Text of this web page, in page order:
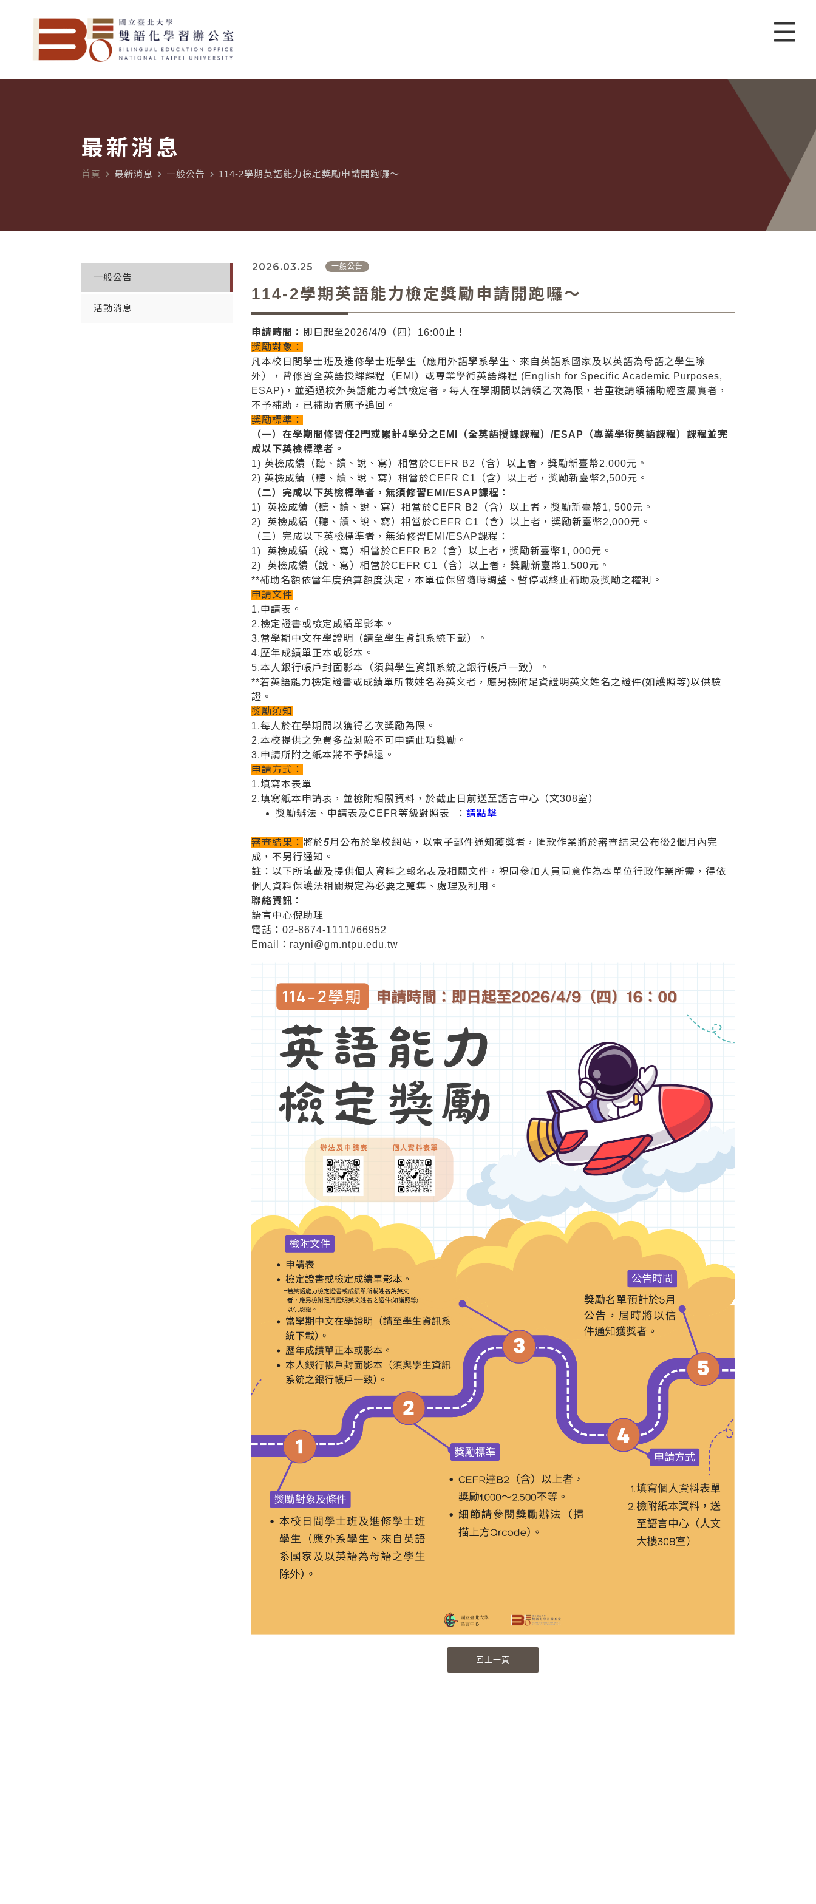
最新消息
首頁 navigate_next 最新消息 navigate_next 一般公告 navigate_next 114-2學期英語能力檢定獎勵申請開跑囉～
一般公告
活動消息
2026.03.25 一般公告
114-2學期英語能力檢定獎勵申請開跑囉～
申請時間： 即日起至2026/4/9（四）16:00 止！
獎勵對象：
凡本校日間學士班及進修學士班學生（應用外語學系學生、來自英語系國家及以英語為母語之學生除
外），曾修習全英語授課課程（EMI）或專業學術英語課程 (English for Specific Academic Purposes,
ESAP)，並通過校外英語能力考試檢定者。每人在學期間以請領乙次為限，若重複請領補助經查屬實者，
不予補助，已補助者應予追回。
獎勵標準：
（一）在學期間修習任2門或累計4學分之EMI（全英語授課課程）/ESAP（專業學術英語課程）課程並完
成以下英檢標準者。
1) 英檢成績（聽、讀、說、寫）相當於CEFR B2（含）以上者，獎勵新臺幣2,000元。
2) 英檢成績（聽、讀、說、寫）相當於CEFR C1（含）以上者，獎勵新臺幣2,500元。
（二）完成以下英檢標準者，無須修習EMI/ESAP課程：
1) 英檢成績（聽、讀、說、寫）相當於CEFR B2（含）以上者，獎勵新臺幣1, 500元。
2) 英檢成績（聽、讀、說、寫）相當於CEFR C1（含）以上者，獎勵新臺幣2,000元。
（三）完成以下英檢標準者，無須修習EMI/ESAP課程：
1) 英檢成績（說、寫）相當於CEFR B2（含）以上者，獎勵新臺幣1, 000元。
2) 英檢成績（說、寫）相當於CEFR C1（含）以上者，獎勵新臺幣1,500元。
**補助名額依當年度預算額度決定，本單位保留隨時調整、暫停或終止補助及獎勵之權利。
申請文件
1.申請表。
2.檢定證書或檢定成績單影本。
3.當學期中文在學證明（請至學生資訊系統下載）。
4.歷年成績單正本或影本。
5.本人銀行帳戶封面影本（須與學生資訊系統之銀行帳戶一致）。
**若英語能力檢定證書或成績單所載姓名為英文者，應另檢附足資證明英文姓名之證件(如護照等)以供驗
證。
獎勵須知
1.每人於在學期間以獲得乙次獎勵為限。
2.本校提供之免費多益測驗不可申請此項獎勵。
3.申請所附之紙本將不予歸還。
申請方式：
1.填寫本表單
2.填寫紙本申請表，並檢附相關資料，於截止日前送至語言中心（文308室）
獎勵辦法、申請表及CEFR等級對照表 ：請點擊
審查結果： 將於5月公布於學校網站，以電子郵件通知獲獎者，匯款作業將於審查結果公布後2個月內完
成，不另行通知。
註：以下所填載及提供個人資料之報名表及相關文件，視同參加人員同意作為本單位行政作業所需，得依
個人資料保護法相關規定為必要之蒐集、處理及利用。
聯絡資訊：
語言中心倪助理
電話：02-8674-1111#66952
Email：rayni@gm.ntpu.edu.tw